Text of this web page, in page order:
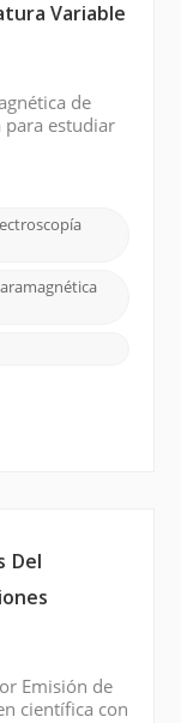
Variable
de
para estudiar
juega un
Del
Emisión de
científica con